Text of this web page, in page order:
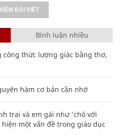
BÀI VIẾT
Bình luận nhiều
công thức lượng giác bằng thơ,
hàm cơ bản cần nhớ
trai và em gái như 'chó với
một vấn đề trong giáo dục